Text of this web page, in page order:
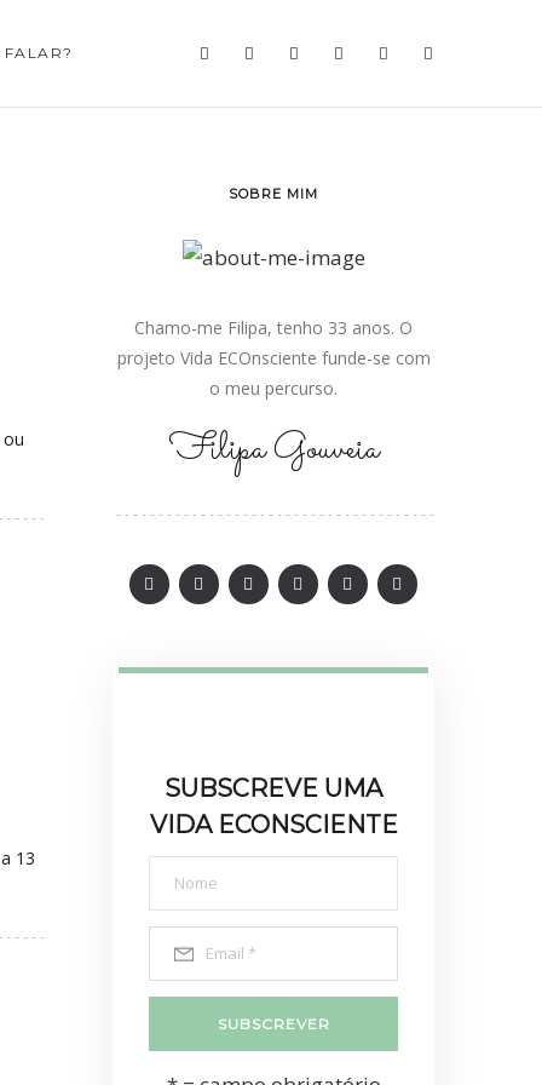
13
SOBRE MIM
Chamo-me Filipa, tenho 33 anos. O
projeto Vida ECOnsciente funde-se com
o meu percurso.
Filipa Gouveia
SUBSCREVE UMA
VIDA ECONSCIENTE